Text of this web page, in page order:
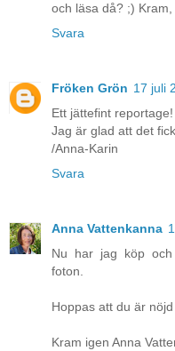
och läsa då? ;) Kram,
Svara
Fröken Grön 17 juli
Ett jättefint reportage!
Jag är glad att det
/Anna-Karin
Svara
Anna Vattenkanna
Nu har jag köp och
foton.
Hoppas att du är
Kram igen Anna